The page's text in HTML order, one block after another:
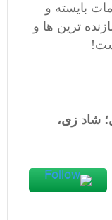
بایسته و
ترین ها و
زی،